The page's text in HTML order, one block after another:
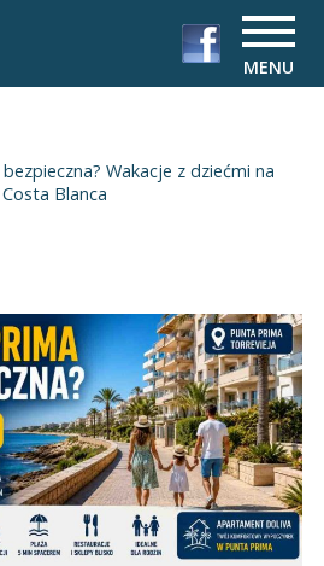
MENU
Wakacje z dziećmi na
Costa Blanca